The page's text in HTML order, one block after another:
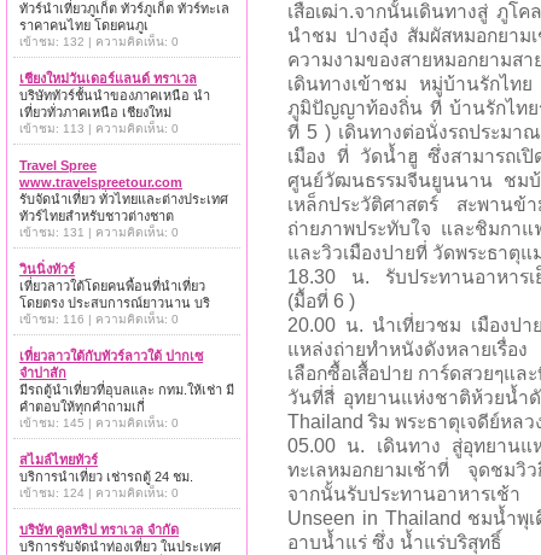
เสือเฒ่า.จากนั้นเดินทางสู่ ภูโ
นำชม ปางอุ๋ง สัมผัสหมอกยาม
ความงามของสายหมอกยามส
เดินทางเข้าชม หมู่บ้านรักไ
ภูมิปัญญาท้องถิ่น ที่ บ้านรักไทย
ที่ 5 ) เดินทางต่อนั่งรถประมา
เมือง ที่ วัดน้ำฮู ซึ่งสามารถเ
ศูนย์วัฒนธรรมจีนยูนนาน ชม
เหล็กประวัติศาสตร์ สะพานข้
ถ่ายภาพประทับใจ และชิมกา
และวิวเมืองปายที่ วัดพระธาตุแ
18.30 น. รับประทานอาหารเ
(มื้อที่ 6 )
20.00 น. นำเที่ยวชม เมืองป
แหล่งถ่ายทำหนังดังหลายเรื่อง
เลือกซื้อเสื้อปาย การ์ดสวยๆแ
วันที่สี่ อุทยานแห่งชาติห้วยน้ำ
Thailand ริม พระธาตุเจดีย์หลว
05.00 น. เดินทาง สู่อุทยานแ
ทะเลหมอกยามเช้าที่ จุดชมวิ
จากนั้นรับประทานอาหารเช้
Unseen in Thailand ชมน้ำพุ
อาบน้ำแร่ ซึ่ง น้ำแร่บริสุทธิ์
ทัวร์นำเที่ยวภูเก็ต ทัวร์ภูเก็ต ทัวร์ทะเล
ราคาคนไทย โดยคนภูเ
เข้าชม: 132 | ความคิดเห็น: 0
เชียงใหม่วันเดอร์แลนด์ ทราเวล
บริษัททัวร์ชั้นนำของภาคเหนือ นำ
เที่ยวทั่วภาคเหนือ เชียงใหม่
เข้าชม: 113 | ความคิดเห็น: 0
Travel Spree
www.travelspreetour.com
รับจัดนำเที่ยว ทั่วไทยและต่างประเทศ
ทัวร์ไทยสำหรับชาวต่างชาต
เข้าชม: 131 | ความคิดเห็น: 0
วินนิ่งทัวร์
เที่ยวลาวใต้โดยคนพื้อนที่นำเที่ยว
โดยตรง ประสบการณ์ยาวนาน บริ
เข้าชม: 116 | ความคิดเห็น: 0
เที่ยวลาวใต้กับทัวร์ลาวใต้ ปากเซ
จำปาสัก
มีรถตู้นำเที่ยวที่อุบลและ กทม.ให้เช่า มี
คำตอบให้ทุกคำถามเกี่
เข้าชม: 145 | ความคิดเห็น: 0
สไมล์ไทยทัวร์
บริการนำเที่ยว เช่ารถตู้ 24 ชม.
เข้าชม: 124 | ความคิดเห็น: 0
บริษัท คูลทริป ทราเวล จำกัด
บริการรับจัดนำท่องเที่ยว ในประเทศ